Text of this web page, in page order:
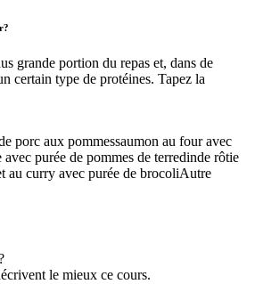
grande portion du repas et, dans de
certain type de protéines. Tapez la
porc aux pommessaumon au four avec
avec purée de pommes de terredinde rôtie
au curry avec purée de brocoliAutre
le mieux ce cours.